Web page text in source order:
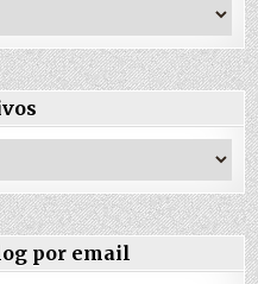
por email